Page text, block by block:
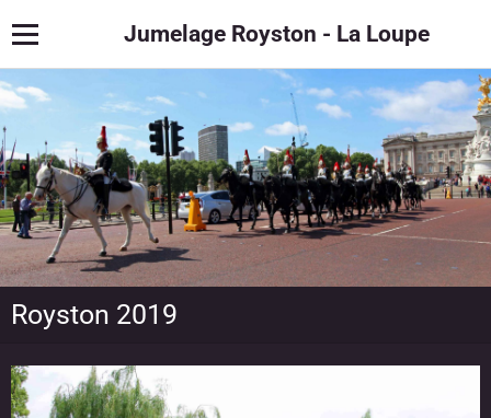
Jumelage Royston - La Loupe
Royston 2019